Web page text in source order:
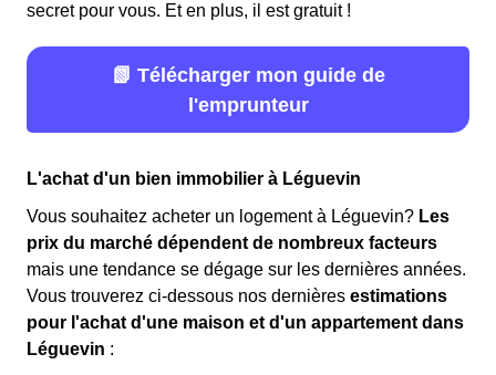
secret pour vous. Et en plus, il est gratuit !
📗 Télécharger mon guide de
l'emprunteur
L'achat d'un bien immobilier à Léguevin
Vous souhaitez acheter un logement à Léguevin? Les
prix du marché dépendent de nombreux facteurs
mais une tendance se dégage sur les dernières années.
Vous trouverez ci-dessous nos dernières estimations
pour l'achat d'une maison et d'un appartement dans
Léguevin :